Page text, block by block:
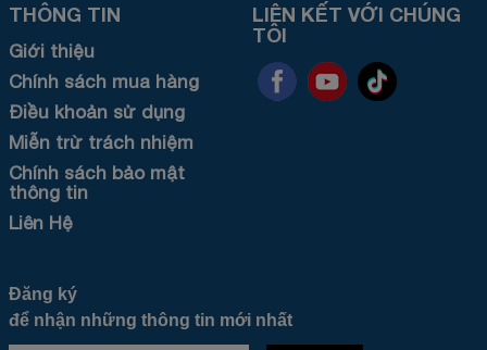
THÔNG TIN
Giới thiệu
Chính sách mua hàng
Điều khoản sử dụng
Miễn trừ trách nhiệm
Chính sách bảo mật
thông tin
Liên Hệ
LIÊN KẾT VỚI CHÚNG
TÔI
Đăng ký
để nhận những thông tin mới nhất